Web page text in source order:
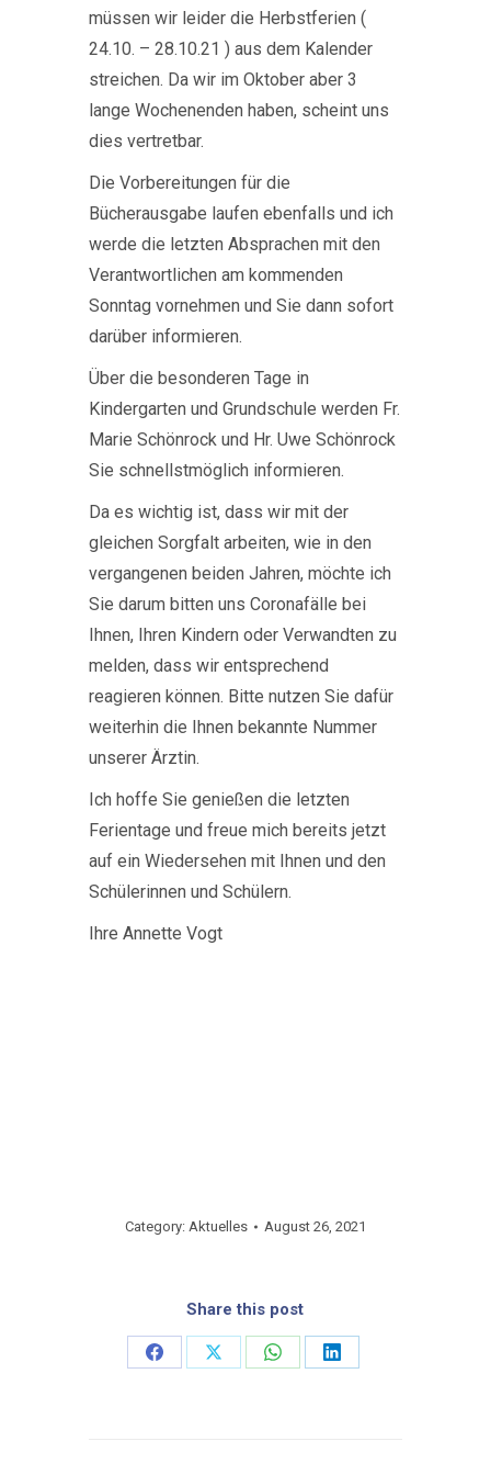
müssen wir leider die Herbstferien (
24.10. – 28.10.21 ) aus dem Kalender
streichen. Da wir im Oktober aber 3
lange Wochenenden haben, scheint uns
dies vertretbar.
Die Vorbereitungen für die
Bücherausgabe laufen ebenfalls und ich
werde die letzten Absprachen mit den
Verantwortlichen am kommenden
Sonntag vornehmen und Sie dann sofort
darüber informieren.
Über die besonderen Tage in
Kindergarten und Grundschule werden Fr.
Marie Schönrock und Hr. Uwe Schönrock
Sie schnellstmöglich informieren.
Da es wichtig ist, dass wir mit der
gleichen Sorgfalt arbeiten, wie in den
vergangenen beiden Jahren, möchte ich
Sie darum bitten uns Coronafälle bei
Ihnen, Ihren Kindern oder Verwandten zu
melden, dass wir entsprechend
reagieren können. Bitte nutzen Sie dafür
weiterhin die Ihnen bekannte Nummer
unserer Ärztin.
Ich hoffe Sie genießen die letzten
Ferientage und freue mich bereits jetzt
auf ein Wiedersehen mit Ihnen und den
Schülerinnen und Schülern.
Ihre Annette Vogt
Category: Aktuelles August 26, 2021
Share this post
Share
Share
Share
Share